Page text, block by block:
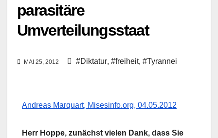
parasitäre
Umverteilungsstaat
MAI 25, 2012 #Diktatur, #freiheit, #Tyrannei
Andreas Marquart, Misesinfo.org, 04.05.2012
Herr Hoppe, zunächst vielen Dank, dass Sie